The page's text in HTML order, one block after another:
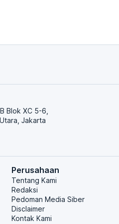
Blok XC 5-6,
Jakarta
Perusahaan
Tentang Kami
Redaksi
Pedoman Media Siber
Disclaimer
Kontak Kami